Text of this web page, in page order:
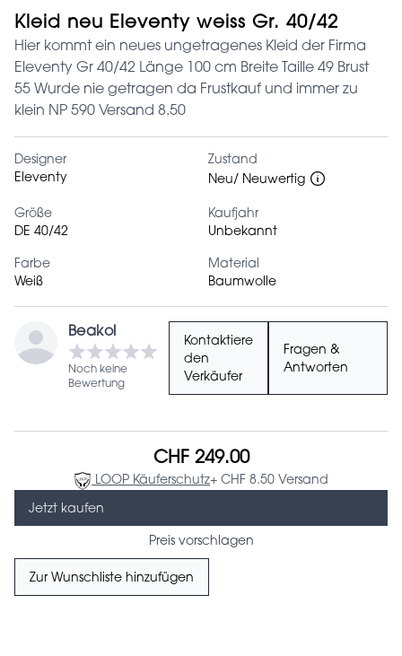
Kleid neu Eleventy weiss Gr. 40/42
Hier kommt ein neues ungetragenes Kleid der Firma
Eleventy Gr 40/42 Länge 100 cm Breite Taille 49 Brust
55 Wurde nie getragen da Frustkauf und immer zu
klein NP 590 Versand 8.50
Designer
Eleventy
Zustand
Neu/ Neuwertig
Größe
DE 40/42
Kaufjahr
Unbekannt
Farbe
Weiß
Material
Baumwolle
Beakol
Noch keine
Bewertung
Kontaktiere
den
Verkäufer
Fragen &
Antworten
CHF 249.00
LOOP Käuferschutz+ CHF 8.50 Versand
Jetzt kaufen
Preis vorschlagen
Zur Wunschliste hinzufügen